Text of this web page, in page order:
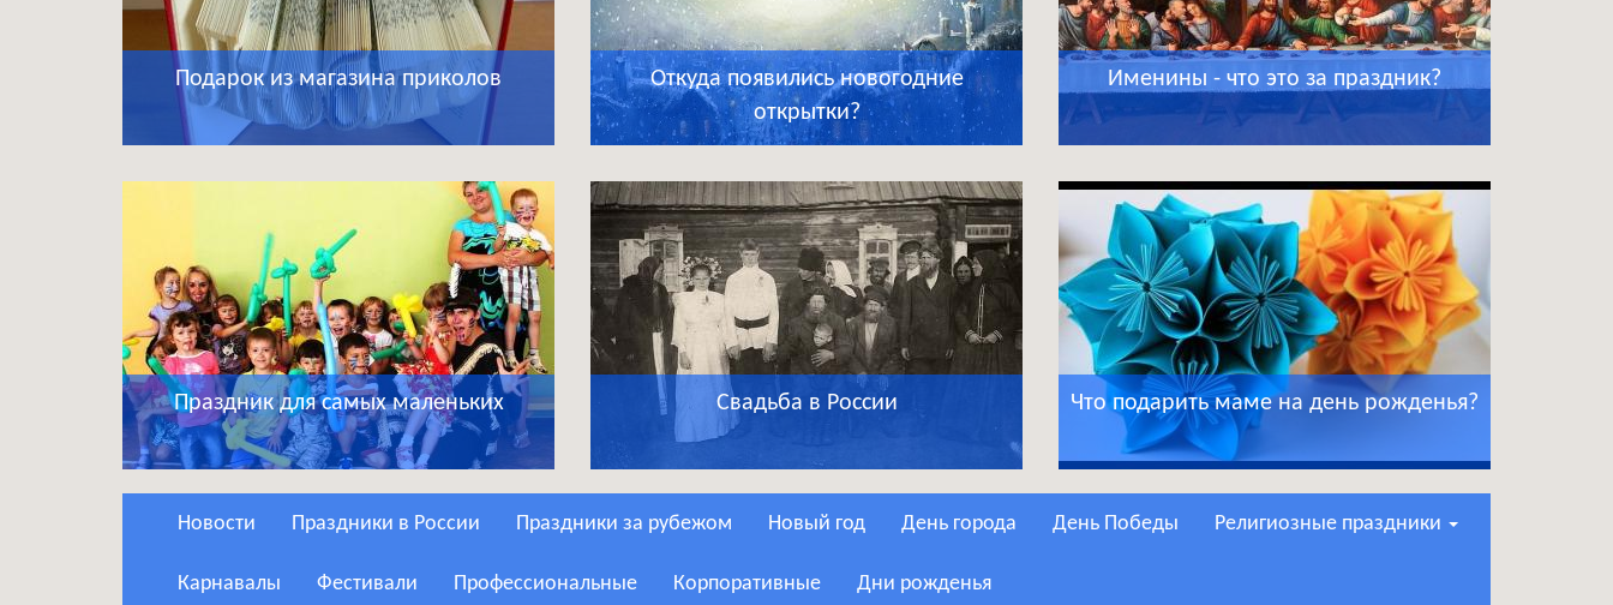
Подарок из магазина приколов
Откуда появились новогодние
открытки?
Именины - что это за праздник?
Праздник для самых маленьких Свадьба в России Что подарить маме на день рожденья?
Новости Праздники в России Праздники за рубежом Новый год День города День Победы Религиозные праздники
Карнавалы Фестивали Профессиональные Корпоративные Дни рожденья